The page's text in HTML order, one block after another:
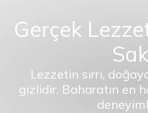
Gerçek
Lezzetin sırrı,
gizlidir. Baharatın en